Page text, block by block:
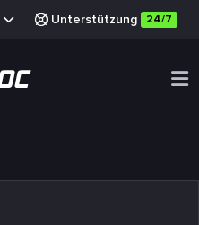
Unterstützung 24/7